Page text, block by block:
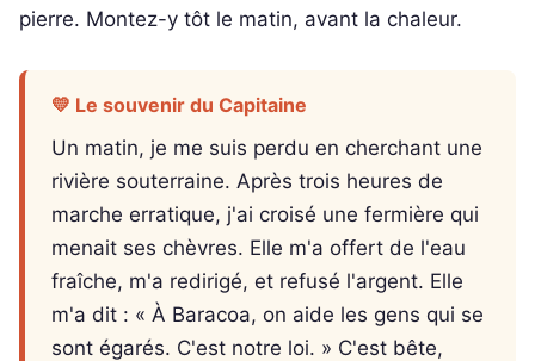
pierre. Montez-y tôt le matin, avant la chaleur.
💛 Le souvenir du Capitaine
Un matin, je me suis perdu en cherchant une
rivière souterraine. Après trois heures de
marche erratique, j'ai croisé une fermière qui
menait ses chèvres. Elle m'a offert de l'eau
fraîche, m'a redirigé, et refusé l'argent. Elle
m'a dit : « À Baracoa, on aide les gens qui se
sont égarés. C'est notre loi. » C'est bête,